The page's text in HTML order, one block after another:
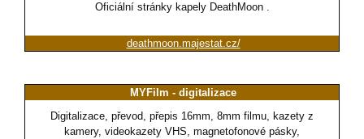
Oficiální stránky kapely DeathMoon .
deathmoon.majestat.cz/
MYFilm - digitalizace
Digitalizace, převod, přepis 16mm, 8mm filmu, kazety z
kamery, videokazety VHS, magnetofonové pásky,